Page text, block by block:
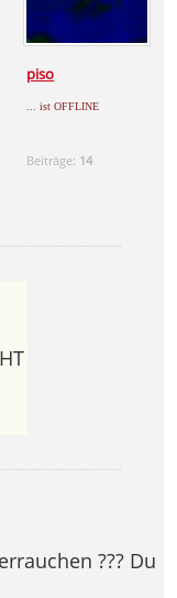
piso
... ist OFFLINE
Beiträge: 14
??? Du